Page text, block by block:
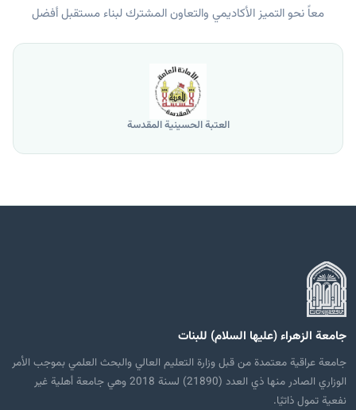
معاً نحو التميز الأكاديمي والتعاون المشترك لبناء مستقبل أفضل
العتبة الحسينية المقدسة
جامعة الزهراء (عليها السلام) للبنات
جامعة عراقية معتمدة من قبل وزارة التعليم العالي والبحث العلمي بموجب الأمر
الوزاري الصادر منها ذي العدد (21890) لسنة 2018 وهي جامعة أهلية غير
نفعية تمول ذاتيًا.